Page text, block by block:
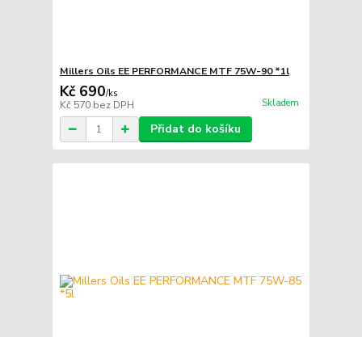
Millers Oils EE PERFORMANCE MTF 75W-90 *1l
Kč 690/ks
Kč 570 bez DPH Skladem
Přidat do košíku